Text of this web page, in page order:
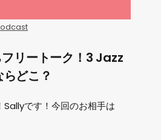
リートーク！3 Jazz
どこ？
Sallyです！今回のお相手は